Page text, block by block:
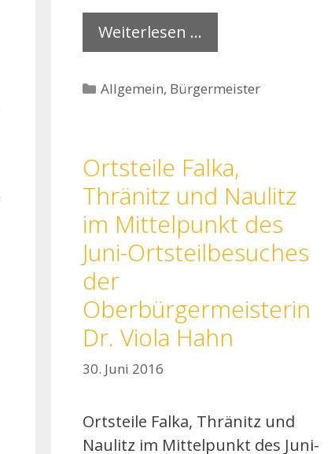
Weiterlesen …
Kategorien
Allgemein, Bürgermeister
Ortsteile Falka,
Thränitz und Naulitz
im Mittelpunkt des
Juni-Ortsteilbesuches
der
Oberbürgermeisterin
Dr. Viola Hahn
30. Juni 2016
Ortsteile Falka, Thränitz und
Naulitz im Mittelpunkt des Juni-